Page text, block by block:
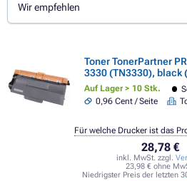
Wir empfehlen
Toner TonerPartner
3330 (TN3330), black
Auf Lager > 10 Stk.
0,96 Cent / Seite
28,78 €
inkl. MwSt. zzgl.
23,98 € ohne
Niedrigster Preis der letzten
Für welche Drucker ist das